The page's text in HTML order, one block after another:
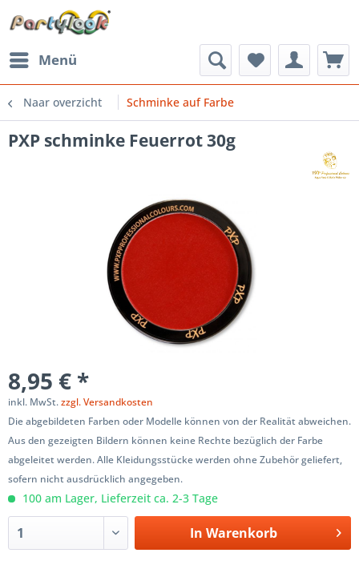
Menü
Naar overzicht Schminke auf Farbe
PXP schminke Feuerrot 30g
8,95 € *
inkl. MwSt.zzgl. Versandkosten
Die abgebildeten Farben oder Modelle können von der Realität abweichen.
Aus den gezeigten Bildern können keine Rechte bezüglich der Farbe
abgeleitet werden. Alle Kleidungsstücke werden ohne Zubehör geliefert,
sofern nicht ausdrücklich angegeben.
100 am Lager, Lieferzeit ca. 2-3 Tage
In Warenkorb